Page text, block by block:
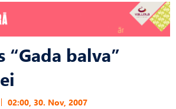
balva”
02:00, 30. Nov, 2007